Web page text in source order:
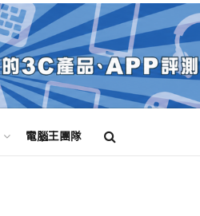
電腦王團隊